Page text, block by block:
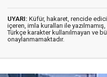
UYARI: Küfür, hakaret, rencide
içeren, imla kuralları ile yazılmamış,
Türkçe karakter kullanılmayan ve
onaylanmamaktadır.